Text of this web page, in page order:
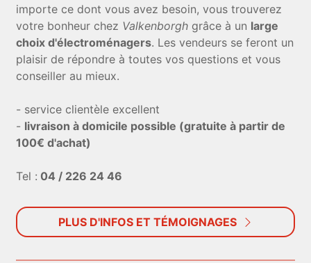
importe ce dont vous avez besoin, vous trouverez
votre bonheur chez Valkenborgh grâce à un large
choix d'électroménagers. Les vendeurs se feront un
plaisir de répondre à toutes vos questions et vous
conseiller au mieux.
- service clientèle excellent
- livraison à domicile possible (gratuite à partir de
100€ d'achat)
Tel : 04 / 226 24 46
PLUS D'INFOS ET TÉMOIGNAGES